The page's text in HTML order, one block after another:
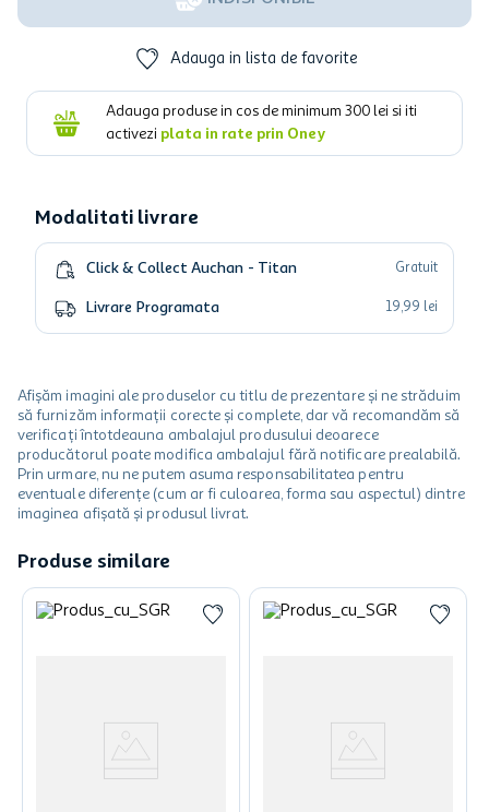
Adauga in lista de favorite
Adauga produse in cos de minimum 300 lei si iti
activezi plata in rate prin Oney
Modalitati livrare
Click & Collect Auchan - Titan Gratuit
Livrare Programata 19,99 lei
Afișăm imagini ale produselor cu titlu de prezentare și ne străduim
să furnizăm informații corecte și complete, dar vă recomandăm să
verificați întotdeauna ambalajul produsului deoarece
producătorul poate modifica ambalajul fără notificare prealabilă.
Prin urmare, nu ne putem asuma responsabilitatea pentru
eventuale diferențe (cum ar fi culoarea, forma sau aspectul) dintre
imaginea afișată și produsul livrat.
Produse similare